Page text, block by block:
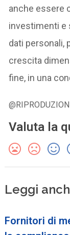
anche essere
investimenti e
dati personali,
crescita
fine, in una
Valuta la
Leggi
Fornitori di